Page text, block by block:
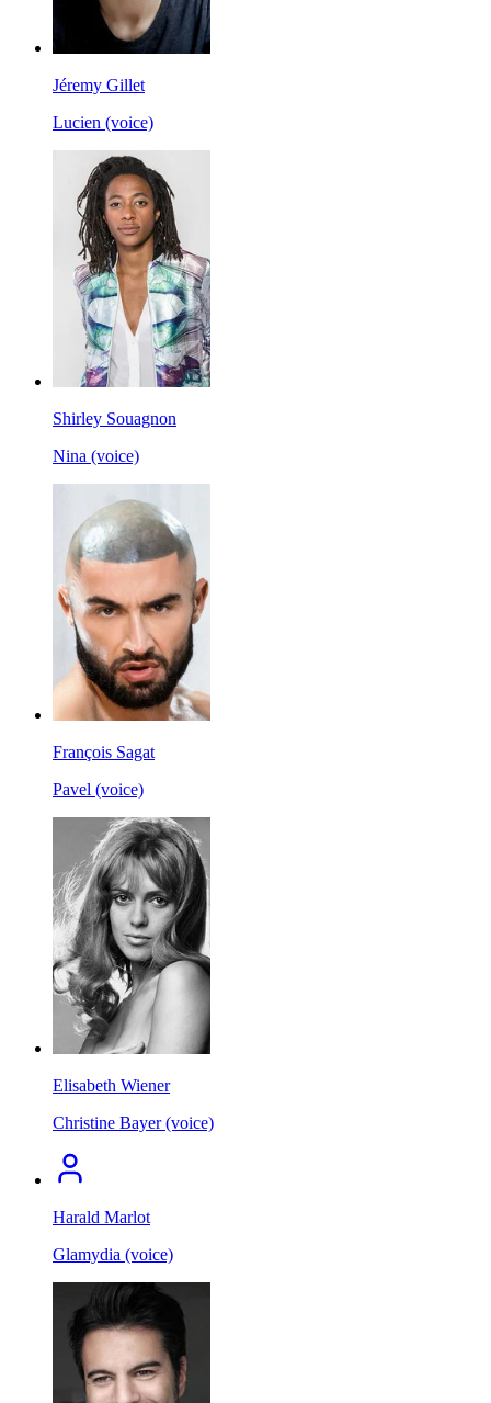
Jéremy Gillet
Lucien (voice)
Shirley Souagnon
Nina (voice)
François Sagat
Pavel (voice)
Elisabeth Wiener
Christine Bayer (voice)
Harald Marlot
Glamydia (voice)